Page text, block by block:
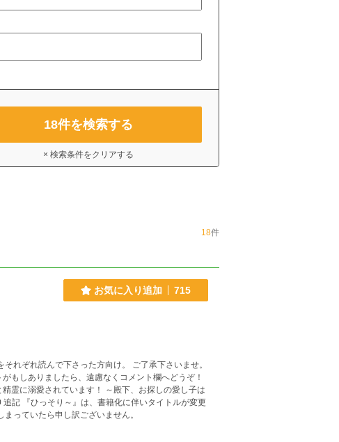
18件を検索する
× 検索条件をクリアする
18件
お気に入り追加 715
もしありましたら、遠慮なくコメント欄へどうぞ！
す！ ～殿下、お探しの愛し子は
っていたら申し訳ございません。